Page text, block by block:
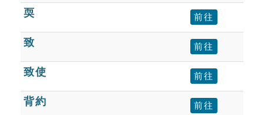
貓頭鷹博士
耎 前往
致 前往
致使 前往
背約 前往